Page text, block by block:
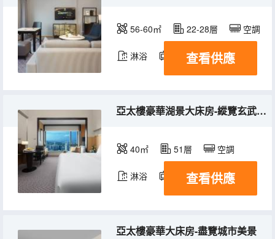
56-60㎡ 22-28層 空調
淋浴 電視機 冰箱
查看供應
亞太樓豪華湖景大床房-縱覽玄武湖光
40㎡ 51層 空調
淋浴 電視機 冰箱
查看供應
亞太樓豪華大床房-盡覽城市美景